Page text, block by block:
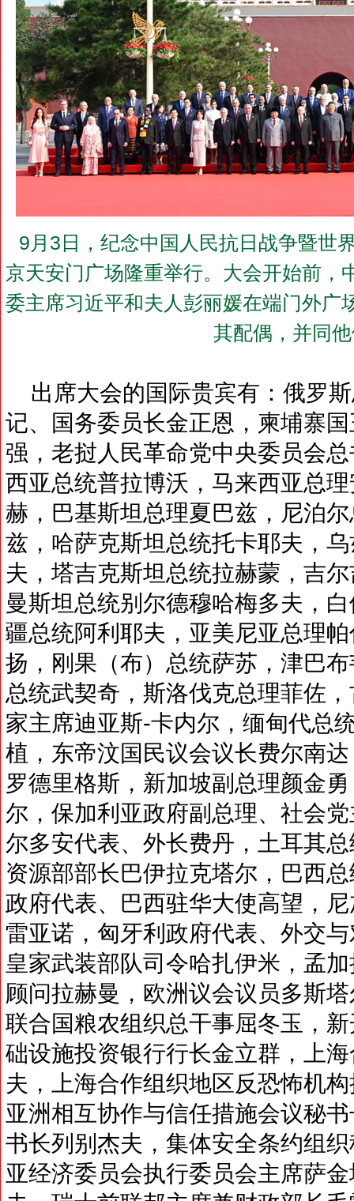
9月3日，纪念中国人民抗日战争暨世
京天安门广场隆重举行。大会开始前，
委主席习近平和夫人彭丽媛在端门外广
其配偶，并同
出席大会的国际贵宾有：俄罗
记、国务委员长金正恩，柬埔寨
强，老挝人民革命党中央委员会
西亚总统普拉博沃，马来西亚总
赫，巴基斯坦总理夏巴兹，尼泊
兹，哈萨克斯坦总统托卡耶夫，
夫，塔吉克斯坦总统拉赫蒙，吉
曼斯坦总统别尔德穆哈梅多夫，
疆总统阿利耶夫，亚美尼亚总理
扬，刚果（布）总统萨苏，津巴
总统武契奇，斯洛伐克总理菲佐
家主席迪亚斯-卡内尔，缅甸代总
植，东帝汶国民议会议长费尔南
罗德里格斯，新加坡副总理颜金
尔，保加利亚政府副总理、社会
尔多安代表、外长费丹，土耳其
资源部部长巴伊拉克塔尔，巴西
政府代表、巴西驻华大使高望，
雷亚诺，匈牙利政府代表、外交
皇家武装部队司令哈扎伊米，孟
顾问拉赫曼，欧洲议会议员多斯
联合国粮农组织总干事屈冬玉，
础设施投资银行行长金立群，上
夫，上海合作组织地区反恐怖机
亚洲相互协作与信任措施会议秘
书长列别杰夫，集体安全条约组
亚经济委员会执行委员会主席萨